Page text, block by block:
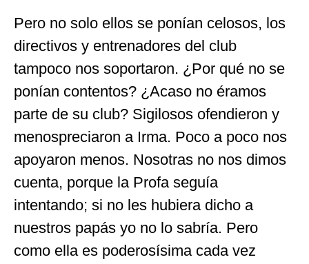
Pero no solo ellos se ponían celosos, los
directivos y entrenadores del club
tampoco nos soportaron. ¿Por qué no se
ponían contentos? ¿Acaso no éramos
parte de su club? Sigilosos ofendieron y
menospreciaron a Irma. Poco a poco nos
apoyaron menos. Nosotras no nos dimos
cuenta, porque la Profa seguía
intentando; si no les hubiera dicho a
nuestros papás yo no lo sabría. Pero
como ella es poderosísima cada vez